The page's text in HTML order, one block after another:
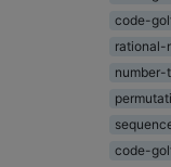
code-
rational-
number-
code-